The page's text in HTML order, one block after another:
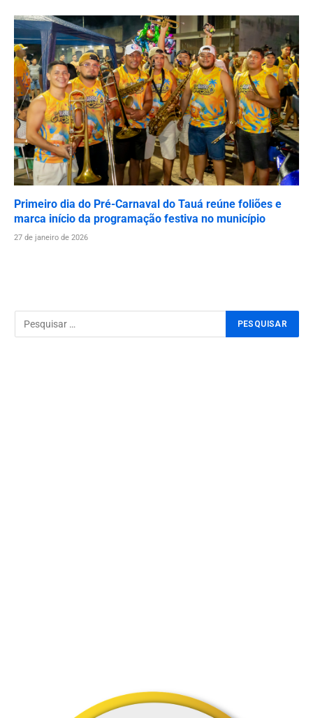
Primeiro dia do Pré-Carnaval do Tauá reúne foliões e
marca início da programação festiva no município
27 de janeiro de 2026